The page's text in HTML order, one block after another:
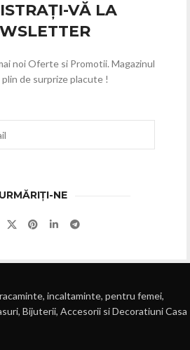
VĂ LA
noi Oferte si Promotii. Magazinul
plin de surprize placute !
URMĂRIȚI-NE
incaltaminte, pentru femei,
Bijuterii, Accesorii si Decoratiuni Casa